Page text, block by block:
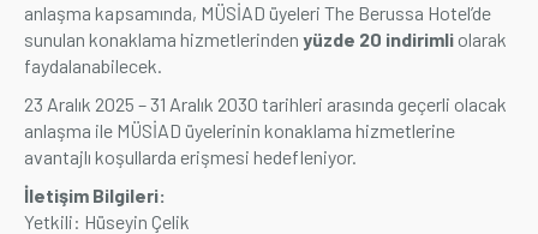
Bilgi Merkezi
İş Birlikleri
Üyelik
E-İşlemler
anlaşma kapsamında, MÜSİAD üyeleri The Berussa Hotel’de
sunulan konaklama hizmetlerinden yüzde 20 indirimli olarak
faydalanabilecek.
23 Aralık 2025 – 31 Aralık 2030 tarihleri arasında geçerli olacak
anlaşma ile MÜSİAD üyelerinin konaklama hizmetlerine
avantajlı koşullarda erişmesi hedefleniyor.
İletişim Bilgileri:
Yetkili: Hüseyin Çelik